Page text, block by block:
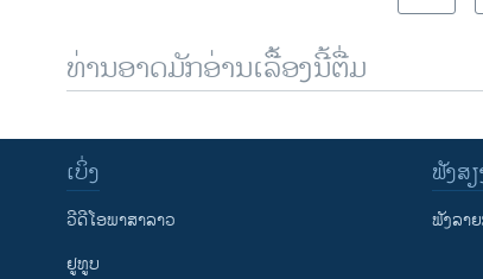
ທ່ານອາດມັກອ່ານເລື້ອງນີ້ຕື່ມ
ເບິ່ງ
ວີດີໂອພາສາລາວ
ຢູທູບ
ຟັງສ
ຟັງລາ